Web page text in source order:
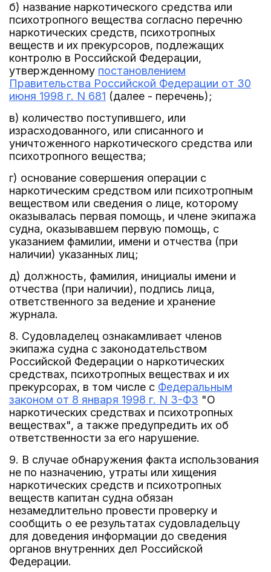
б) название наркотического средства или
психотропного вещества согласно перечню
наркотических средств, психотропных
веществ и их прекурсоров, подлежащих
контролю в Российской Федерации,
утвержденному постановлением
Правительства Российской Федерации от 30
июня 1998 г. N 681 (далее - перечень);
в) количество поступившего, или
израсходованного, или списанного и
уничтоженного наркотического средства или
психотропного вещества;
г) основание совершения операции с
наркотическим средством или психотропным
веществом или сведения о лице, которому
оказывалась первая помощь, и члене экипажа
судна, оказывавшем первую помощь, с
указанием фамилии, имени и отчества (при
наличии) указанных лиц;
д) должность, фамилия, инициалы имени и
отчества (при наличии), подпись лица,
ответственного за ведение и хранение
журнала.
8. Судовладелец ознакамливает членов
экипажа судна с законодательством
Российской Федерации о наркотических
средствах, психотропных веществах и их
прекурсорах, в том числе с Федеральным
законом от 8 января 1998 г. N 3-ФЗ "О
наркотических средствах и психотропных
веществах", а также предупредить их об
ответственности за его нарушение.
9. В случае обнаружения факта использования
не по назначению, утраты или хищения
наркотических средств и психотропных
веществ капитан судна обязан
незамедлительно провести проверку и
сообщить о ее результатах судовладельцу
для доведения информации до сведения
органов внутренних дел Российской
Федерации.